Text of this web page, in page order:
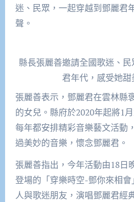
迷、民眾，一起穿越到鄧麗君
聲。
縣長張麗善邀請全國歌迷、
君年代，感受她甜
張麗善表示，鄧麗君在雲林縣
的女兒。縣府於2020年起將1
每年都安排精彩音樂藝文活動
過美妙的音樂，懷念鄧麗君。
張麗善指出，今年活動由18日
登場的「穿樂時空-鄧你來相
人與歌迷朋友，演唱鄧麗君經